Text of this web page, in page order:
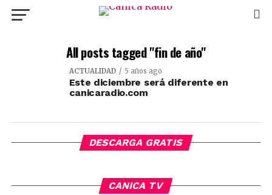
All posts tagged "fin de año"
ACTUALIDAD 5 años ago
Este diciembre será diferente en
canicaradio.com
DESCARGA GRATIS
CANICA TV